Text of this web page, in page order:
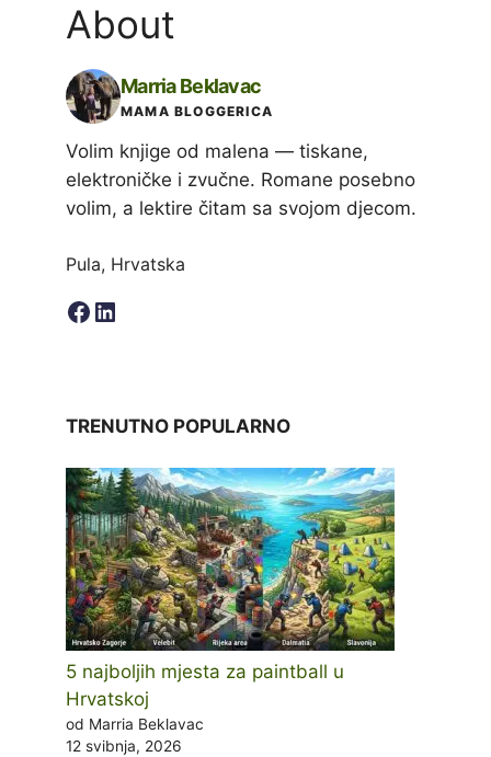
About
Marria Beklavac
MAMA BLOGGERICA
Volim knjige od malena — tiskane,
elektroničke i zvučne. Romane posebno
volim, a lektire čitam sa svojom djecom.
Pula, Hrvatska
Facebook
LinkedIn
TRENUTNO POPULARNO
5 najboljih mjesta za paintball u
Hrvatskoj
od Marria Beklavac
12 svibnja, 2026